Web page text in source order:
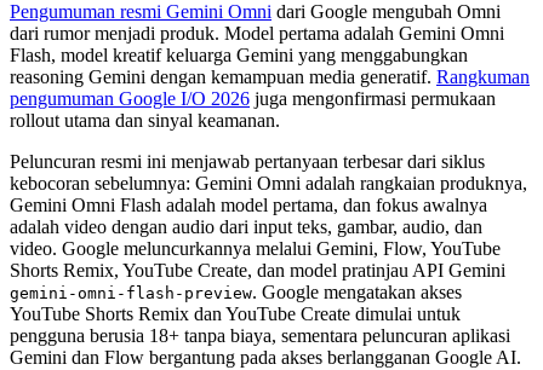
Pengumuman resmi Gemini Omni dari Google mengubah Omni
dari rumor menjadi produk. Model pertama adalah Gemini Omni
Flash, model kreatif keluarga Gemini yang menggabungkan
reasoning Gemini dengan kemampuan media generatif. Rangkuman
pengumuman Google I/O 2026 juga mengonfirmasi permukaan
rollout utama dan sinyal keamanan.
Peluncuran resmi ini menjawab pertanyaan terbesar dari siklus
kebocoran sebelumnya: Gemini Omni adalah rangkaian produknya,
Gemini Omni Flash adalah model pertama, dan fokus awalnya
adalah video dengan audio dari input teks, gambar, audio, dan
video. Google meluncurkannya melalui Gemini, Flow, YouTube
Shorts Remix, YouTube Create, dan model pratinjau API Gemini
gemini-omni-flash-preview. Google mengatakan akses
YouTube Shorts Remix dan YouTube Create dimulai untuk
pengguna berusia 18+ tanpa biaya, sementara peluncuran aplikasi
Gemini dan Flow bergantung pada akses berlangganan Google AI.